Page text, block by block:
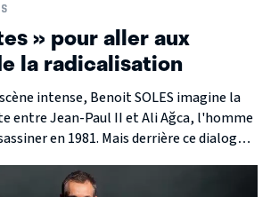
» pour aller aux
la radicalisation
intense, Benoit SOLES imagine la
entre Jean-Paul II et Ali Ağca, l'homme
en 1981. Mais derrière ce dialogue
l'engrenage de la radicalisation.